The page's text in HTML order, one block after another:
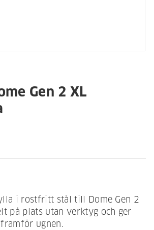
Gen 2 XL
i rostfritt stål till Dome Gen 2
på plats utan verktyg och ger
ugnen.